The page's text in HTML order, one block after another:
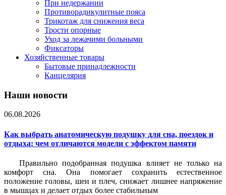
При недержании
Противорадикулитные пояса
Трикотаж для снижения веса
Трости опорные
Уход за лежачими больными
Фиксаторы
Хозяйственные товары
Бытовые принадлежности
Канцелярия
Наши новости
06.08.2026
Как выбрать анатомическую подушку для сна, поездок и
отдыха: чем отличаются модели с эффектом памяти
Правильно подобранная подушка влияет не только на
комфорт сна. Она помогает сохранить естественное
положение головы, шеи и плеч, снижает лишнее напряжение
в мышцах и делает отдых более стабильным